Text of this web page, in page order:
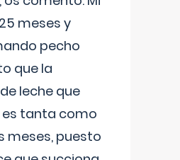
meses y
pecho
que la
leche que
es tanta como
meses, puesto